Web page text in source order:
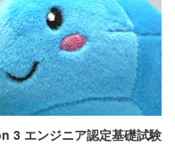
3 エンジニア認定基礎試験